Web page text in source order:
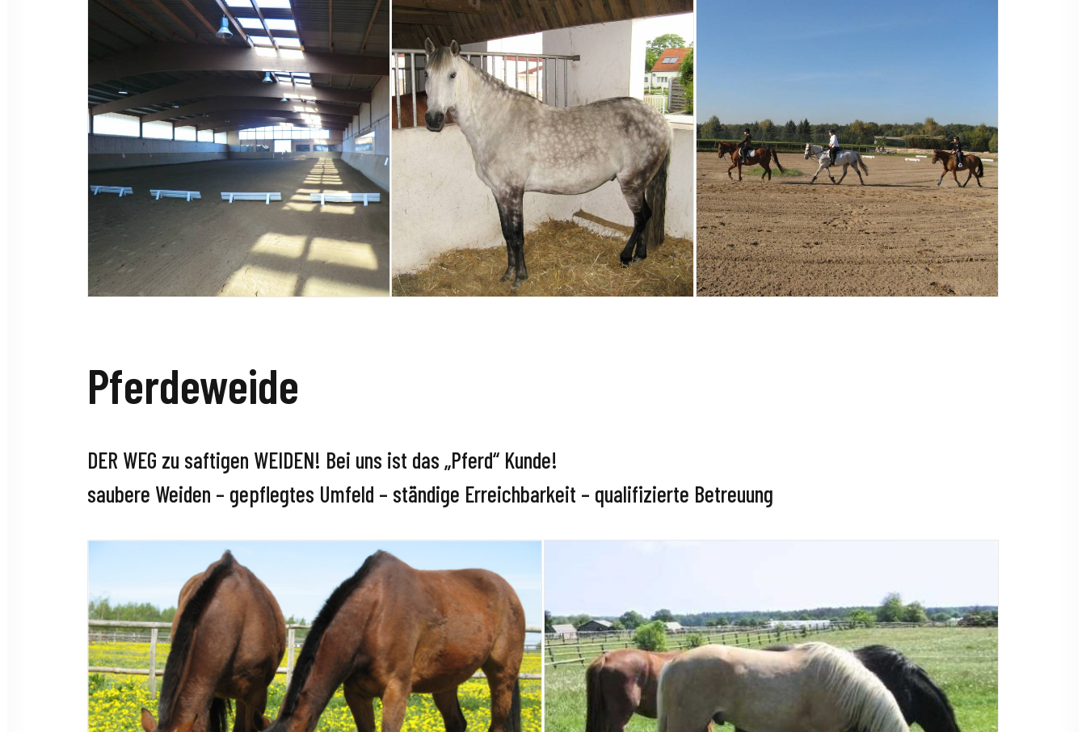
Pferdeweide
DER WEG zu saftigen WEIDEN! Bei uns ist das „Pferd“ Kunde!
saubere Weiden – gepflegtes Umfeld – ständige Erreichbarkeit – qualifizierte Betreuung